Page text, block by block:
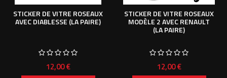
STICKER DE VITRE ROSEAUX
AVEC DIABLESSE (LA PAIRE)
Prix
12,00 €
STICKER DE VITRE ROSEAUX
MODÈLE 2 AVEC RENAULT
(LA PAIRE)
Prix
12,00 €